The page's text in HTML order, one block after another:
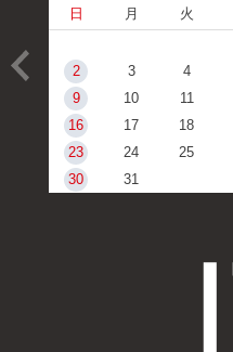
日 月 火
2
3 4
9
10 11
16
17 18
23
24 25
30
31